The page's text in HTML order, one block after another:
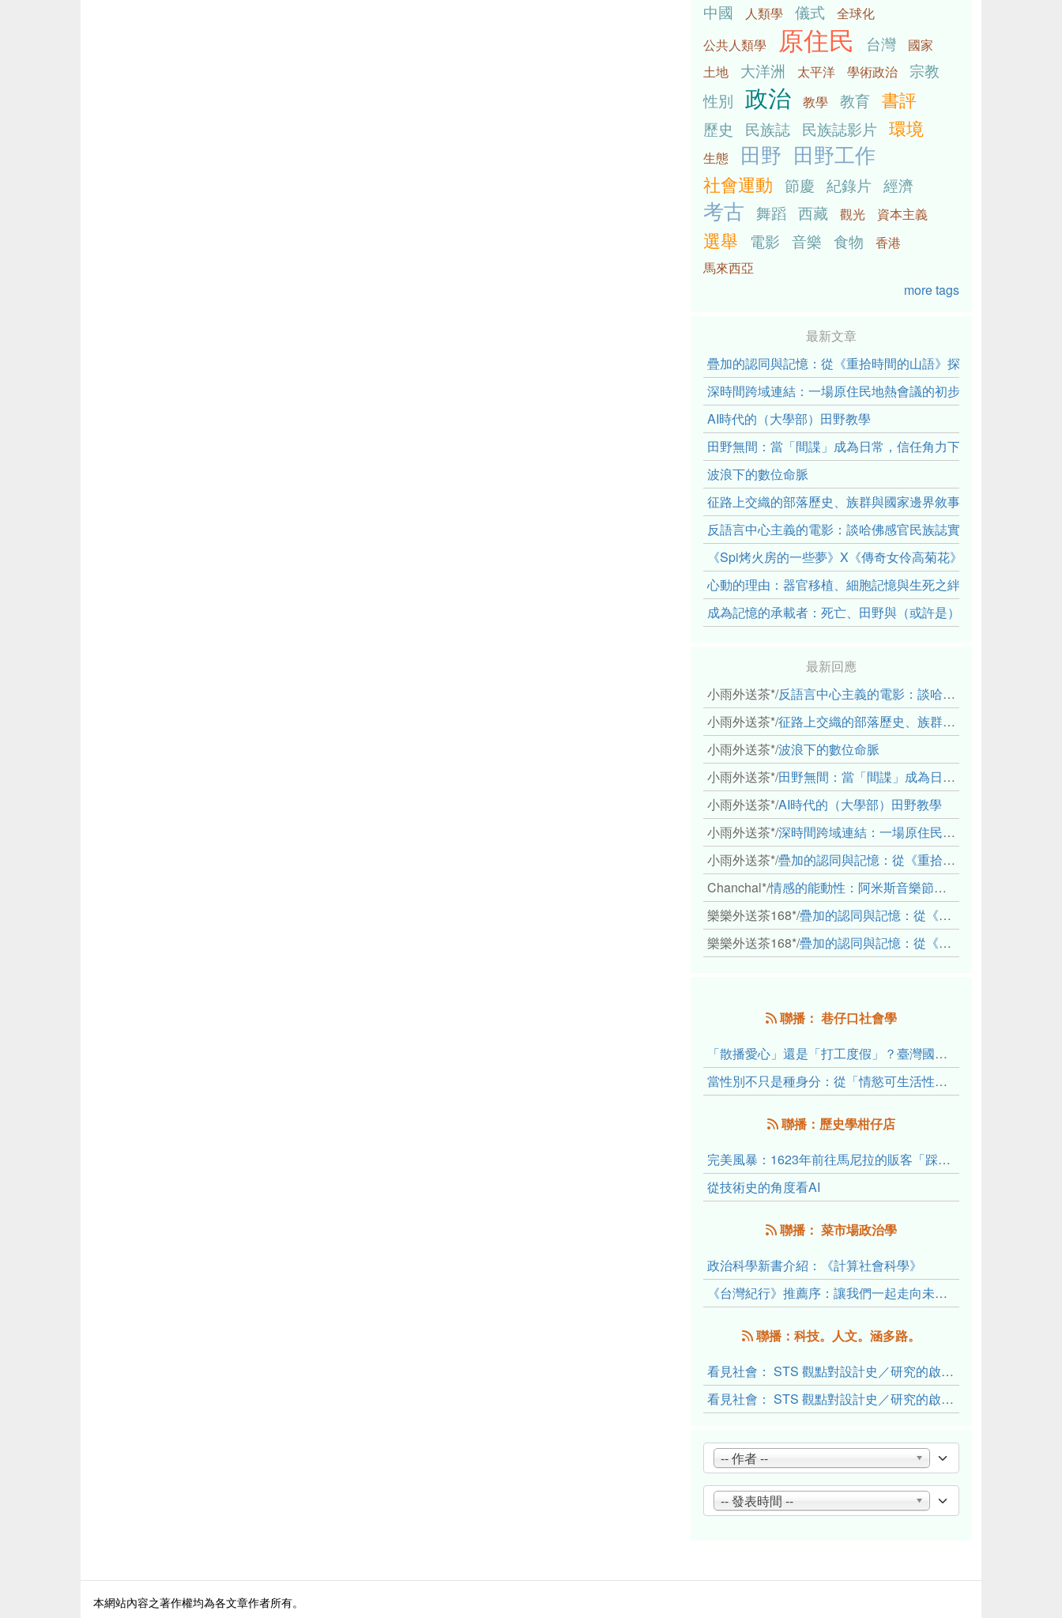
中國 人類學 儀式
全球化
公共人類學
原住民 台灣
國家
土地
大洋洲 太平洋 學術政治
宗教
性別 政治 教學 教育 書評
歷史 民族誌 民族誌影片 環境
生態 田野 田野工作
社會運動 節慶 紀錄片 經濟
考古 舞蹈 西藏 觀光 資本主義
選舉 電影 音樂 食物
香港
馬來西亞
more tags
最新文章
疊加的認同與記憶：從《重拾時間的山語》探討「我們的」立
深時間跨域連結：一場原住民地熱會議的初步觀察
AI時代的（大學部）田野教學
田野無間：當「間諜」成為日常，信任角力下的情感伏流
波浪下的數位命脈
征路上交織的部落歷史、族群與國家邊界敘事： 《路有多長》
反語言中心主義的電影：談哈佛感官民族誌實驗室
《Spi烤火房的一些夢》X《傳奇女伶高菊花》： 透過紀錄片
心動的理由：器官移植、細胞記憶與生死之絆
成為記憶的承載者：死亡、田野與（或許是）人類學的成年禮
最新回應
小雨外送茶*/反語言中心主義的電影：談哈佛感官民族誌實驗室
小雨外送茶*/征路上交織的部落歷史、族群與國家邊界敘事： 《路有多長》、《高砂的翅膀》、《檔案／李光輝》
小雨外送茶*/波浪下的數位命脈
小雨外送茶*/田野無間：當「間諜」成為日常，信任角力下的情感伏流
小雨外送茶*/AI時代的（大學部）田野教學
小雨外送茶*/深時間跨域連結：一場原住民地熱會議的初步觀察
小雨外送茶*/疊加的認同與記憶：從《重拾時間的山語》探討「我們的」立場性(positionality)
Chanchal*/情感的能動性：阿米斯音樂節的「對話觀察」
樂樂外送茶168*/疊加的認同與記憶：從《重拾時間的山語》探討「我們的」立場性(positionality)
樂樂外送茶168*/疊加的認同與記憶：從《重拾時間的山語》探討「我們的」立場性(positionality)
聯播： 巷仔口社會學
「散播愛心」還是「打工度假」？臺灣國內與跨國捐卵的利他修辭、金錢動機與身體代價
當性別不只是種身分：從「情慾可生活性」理解跨性別者的身體、慾望與認同探索
聯播：歷史學柑仔店
完美風暴：1623年前往馬尼拉的販客「踩線團」怎麼會困死於澎湖?
從技術史的角度看AI
聯播： 菜市場政治學
政治科學新書介紹：《計算社會科學》
《台灣紀行》推薦序：讓我們一起走向未來文明的備忘錄
聯播：科技。人文。涵多路。
看見社會： STS 觀點對設計史／研究的啟發與反思（下）
看見社會： STS 觀點對設計史／研究的啟發與反思（上）
-- 作者 --
-- 發表時間 --
本網站內容之著作權均為各文章作者所有。